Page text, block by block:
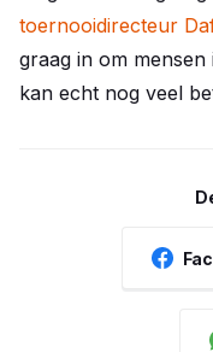
toernooidirecteur
graag in om
kan echt nog veel